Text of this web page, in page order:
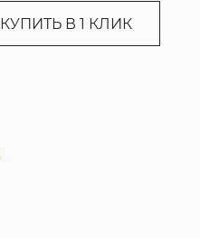
КУПИТЬ В 1 КЛИК